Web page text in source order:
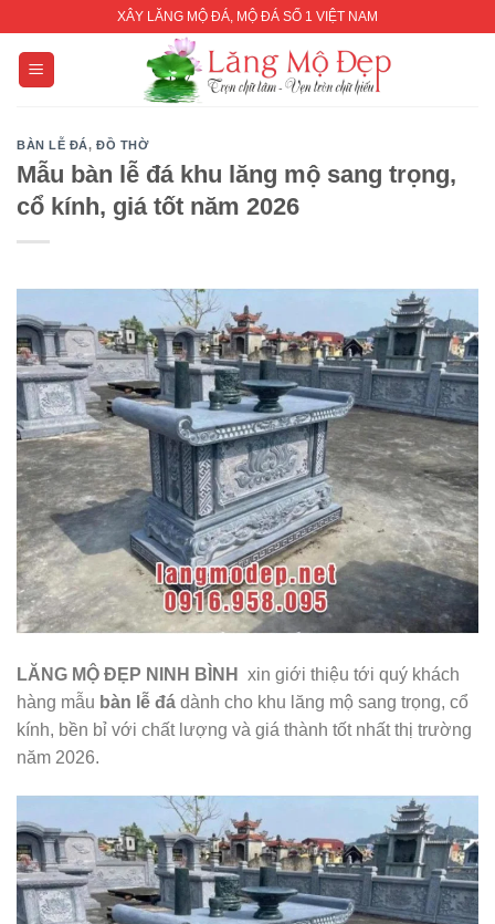
content
XÂY LĂNG MỘ ĐÁ, MỘ ĐÁ SỐ 1 VIỆT NAM
BÀN LỄ ĐÁ,ĐỒ THỜ
Mẫu bàn lễ đá khu lăng mộ sang trọng,
cổ kính, giá tốt năm 2026
LĂNG MỘ ĐẸP NINH BÌNH
xin giới thiệu tới quý khách
hàng mẫu bàn lễ đá dành cho khu lăng mộ sang trọng, cổ
kính, bền bỉ với chất lượng và giá thành tốt nhất thị trường
năm 2026.